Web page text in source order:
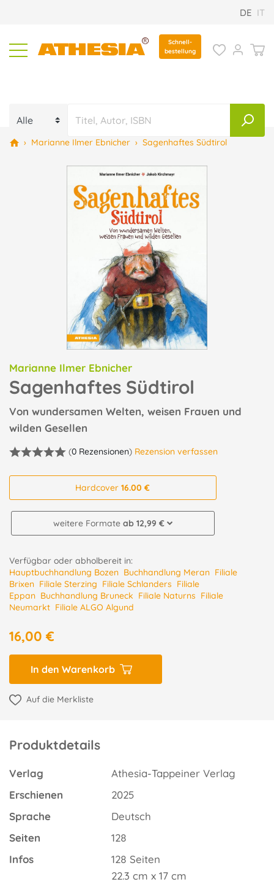
DE IT
Schnell-
bestellung
› Marianne Ilmer Ebnicher › Sagenhaftes Südtirol
Marianne Ilmer Ebnicher
Sagenhaftes Südtirol
Von wundersamen Welten, weisen Frauen und
wilden Gesellen
(0 Rezensionen) Rezension verfassen
Hardcover16.00 €
weitere Formate ab 12,99 €
Verfügbar oder abholbereit in:
Hauptbuchhandlung Bozen Buchhandlung Meran Filiale
Brixen Filiale Sterzing Filiale Schlanders Filiale
Eppan Buchhandlung Bruneck Filiale Naturns Filiale
Neumarkt Filiale ALGO Algund
16,00 €
In den Warenkorb
Auf die Merkliste
Produktdetails
Verlag
Athesia-Tappeiner Verlag
Erschienen
2025
Sprache
Deutsch
Seiten
128
Infos
128 Seiten
22.3 cm x 17 cm